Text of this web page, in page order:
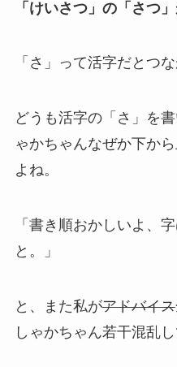
「けいさつ」の「さつ
「さ」って活字だとつ
どうも活字の「さ」を
ゃかちゃんなぜか下か
よね。
「書き順おかしいよ、
と。」
と、また私がアドバイス
しゃかちゃん若干混乱し